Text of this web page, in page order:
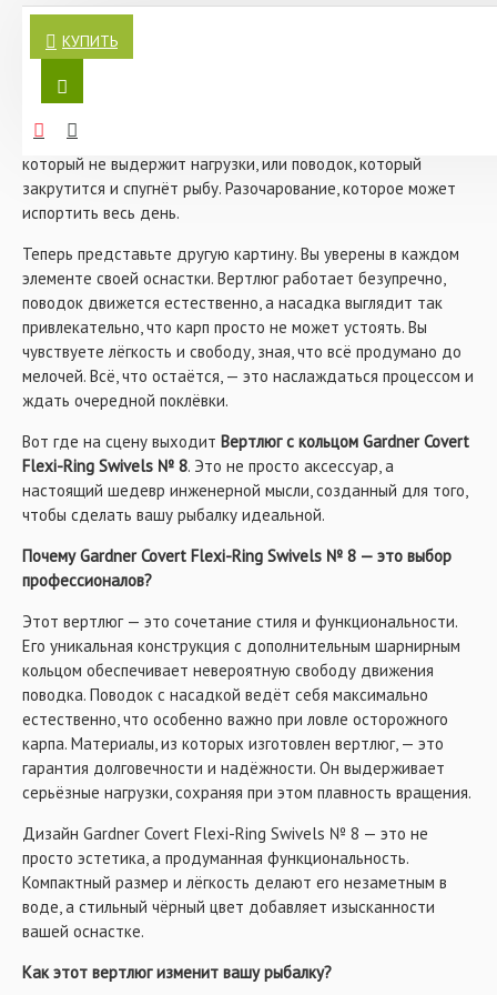
внутри ин-лайн грузил и безопасных клипс
стандартного размера, поэтому груз сойдет с клипсы
перед тем, как клипса слетит с вертлюга (это крайне
важно для безопасности оснастки).
Характеристики:
- Максимальная прочность, плавность вращения даже
под экстремальными нагрузками и стопроцентная
надежность при вываживании крупных, трофейных
экземпляров.
- Круглые ушки вертлюга обеспечивают максимальную
прочность узлов.
- Черное антибликовое покрытие снижает заметность
вертлюга под водой для максимальной маскировки
оснастки.
- В упаковке: 10 шт.
КУПИТЬ
Вы когда-нибудь задумывались, как одна маленькая деталь
может изменить весь ваш опыт рыбалки? Представьте, что
вы на берегу, наслаждаетесь тишиной природы, и вот он —
долгожданный момент. Ваш поплавок резко уходит под
этот самый момент ваша оснастка подведёт? Вертлюг,
который не выдержит нагрузки, или поводок, который
закрутится и спугнёт рыбу. Разочарование, которое может
испортить весь день.
Теперь представьте другую картину. Вы уверены в каждом
элементе своей оснастки. Вертлюг работает безупречно,
поводок движется естественно, а насадка выглядит так
привлекательно, что карп просто не может устоять. Вы
чувствуете лёгкость и свободу, зная, что всё продумано до
мелочей. Всё, что остаётся, — это наслаждаться процессом и
ждать очередной поклёвки.
Вот где на сцену выходит Вертлюг с кольцом Gardner Covert
Flexi-Ring Swivels № 8. Это не просто аксессуар, а
настоящий шедевр инженерной мысли, созданный для того,
чтобы сделать вашу рыбалку идеальной.
Почему Gardner Covert Flexi-Ring Swivels № 8 — это выбор
профессионалов?
Этот вертлюг — это сочетание стиля и функциональности.
Его уникальная конструкция с дополнительным шарнирным
кольцом обеспечивает невероятную свободу движения
поводка. Поводок с насадкой ведёт себя максимально
естественно, что особенно важно при ловле осторожного
карпа. Материалы, из которых изготовлен вертлюг, — это
гарантия долговечности и надёжности. Он выдерживает
серьёзные нагрузки, сохраняя при этом плавность вращения.
Дизайн Gardner Covert Flexi-Ring Swivels № 8 — это не
просто эстетика, а продуманная функциональность.
Компактный размер и лёгкость делают его незаметным в
воде, а стильный чёрный цвет добавляет изысканности
вашей оснастке.
Как этот вертлюг изменит вашу рыбалку?